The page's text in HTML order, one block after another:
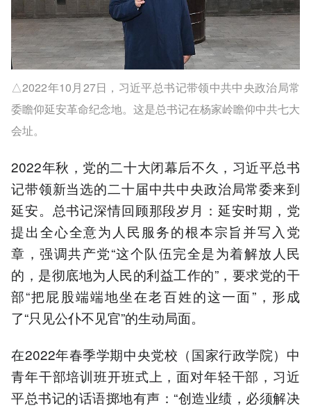
△2022年10月27日，习近平总书记带领中共中央政治局常
委瞻仰延安革命纪念地。这是总书记在杨家岭瞻仰中共七大
会址。
2022年秋，党的二十大闭幕后不久，习近平总书
记带领新当选的二十届中共中央政治局常委来到
延安。总书记深情回顾那段岁月：延安时期，党
提出全心全意为人民服务的根本宗旨并写入党
章，强调共产党“这个队伍完全是为着解放人民
的，是彻底地为人民的利益工作的”，要求党的干
部“把屁股端端地坐在老百姓的这一面”，形成
了“只见公仆不见官”的生动局面。
在2022年春季学期中央党校（国家行政学院）中
青年干部培训班开班式上，面对年轻干部，习近
平总书记的话语掷地有声：“创造业绩，必须解决